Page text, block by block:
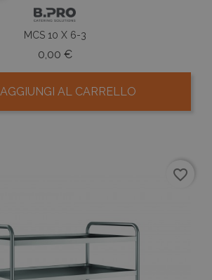
MCS 10 X 6-3
0,00 €Prezzo
AGGIUNGI AL CARRELLO
favorite_border